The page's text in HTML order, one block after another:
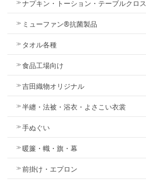
ナプキン・トーション・テーブルクロス
ミューファン®抗菌製品
タオル各種
食品工場向け
吉田織物オリジナル
半纏・法被・浴衣・よさこい衣裳
手ぬぐい
暖簾・幟・旗・幕
前掛け・エプロン